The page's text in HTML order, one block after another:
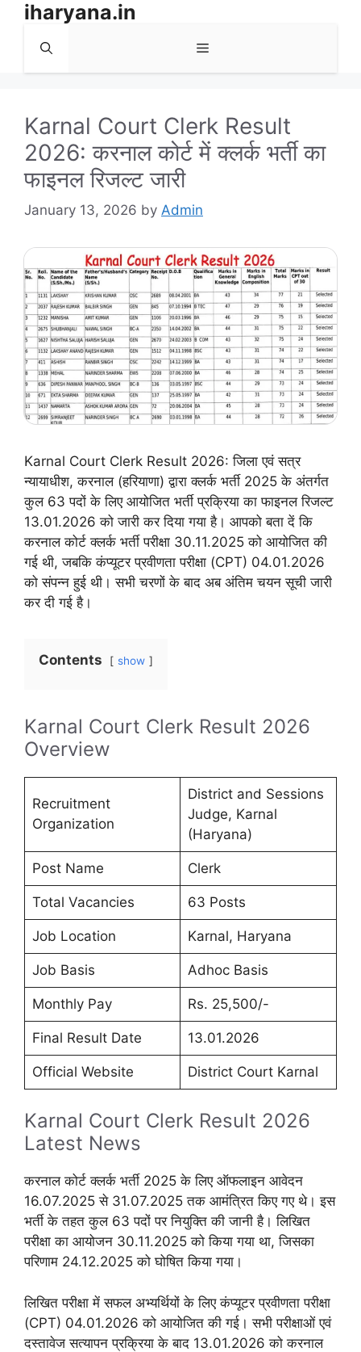
Skip
content
iharyana.in
Menu
Karnal Court Clerk Result
2026: करनाल कोर्ट में क्लर्क भर्ती का
फाइनल रिजल्ट जारी
January 13, 2026 by Admin
Karnal Court Clerk Result 2026: जिला एवं सत्र
न्यायाधीश, करनाल (हरियाणा) द्वारा क्लर्क भर्ती 2025 के अंतर्गत
कुल 63 पदों के लिए आयोजित भर्ती प्रक्रिया का फाइनल रिजल्ट
13.01.2026 को जारी कर दिया गया है। आपको बता दें कि
करनाल कोर्ट क्लर्क भर्ती परीक्षा 30.11.2025 को आयोजित की
गई थी, जबकि कंप्यूटर प्रवीणता परीक्षा (CPT) 04.01.2026
को संपन्न हुई थी। सभी चरणों के बाद अब अंतिम चयन सूची जारी
कर दी गई है।
Contents show
Karnal Court Clerk Result 2026
Overview
Recruitment
Organization
District and Sessions
Judge, Karnal
(Haryana)
Post Name Clerk
Total Vacancies 63 Posts
Job Location Karnal, Haryana
Job Basis Adhoc Basis
Monthly Pay Rs. 25,500/-
Final Result Date 13.01.2026
Official Website District Court Karnal
Karnal Court Clerk Result 2026
Latest News
करनाल कोर्ट क्लर्क भर्ती 2025 के लिए ऑफलाइन आवेदन
16.07.2025 से 31.07.2025 तक आमंत्रित किए गए थे। इस
भर्ती के तहत कुल 63 पदों पर नियुक्ति की जानी है। लिखित
परीक्षा का आयोजन 30.11.2025 को किया गया था, जिसका
परिणाम 24.12.2025 को घोषित किया गया।
लिखित परीक्षा में सफल अभ्यर्थियों के लिए कंप्यूटर प्रवीणता परीक्षा
(CPT) 04.01.2026 को आयोजित की गई। सभी परीक्षाओं एवं
दस्तावेज सत्यापन प्रक्रिया के बाद 13.01.2026 को करनाल